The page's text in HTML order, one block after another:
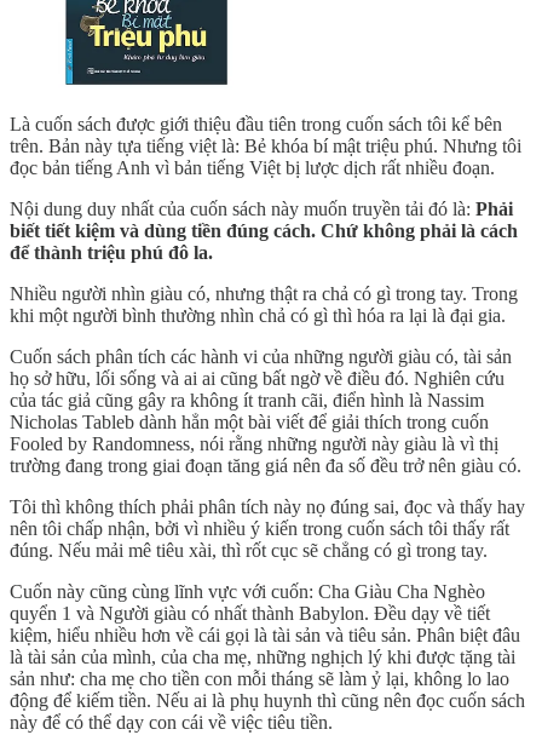
Là cuốn sách được giới thiệu đầu tiên trong cuốn sách tôi kể bên
trên. Bản này tựa tiếng việt là: Bẻ khóa bí mật triệu phú. Nhưng tôi
đọc bản tiếng Anh vì bản tiếng Việt bị lược dịch rất nhiều đoạn.
Nội dung duy nhất của cuốn sách này muốn truyền tải đó là: Phải
biết tiết kiệm và dùng tiền đúng cách. Chứ không phải là cách
để thành triệu phú đô la.
Nhiều người nhìn giàu có, nhưng thật ra chả có gì trong tay. Trong
khi một người bình thường nhìn chả có gì thì hóa ra lại là đại gia.
Cuốn sách phân tích các hành vi của những người giàu có, tài sản
họ sở hữu, lối sống và ai ai cũng bất ngờ về điều đó. Nghiên cứu
của tác giả cũng gây ra không ít tranh cãi, điển hình là Nassim
Nicholas Tableb dành hẳn một bài viết để giải thích trong cuốn
Fooled by Randomness, nói rằng những người này giàu là vì thị
trường đang trong giai đoạn tăng giá nên đa số đều trở nên giàu có.
Tôi thì không thích phải phân tích này nọ đúng sai, đọc và thấy hay
nên tôi chấp nhận, bởi vì nhiều ý kiến trong cuốn sách tôi thấy rất
đúng. Nếu mải mê tiêu xài, thì rốt cục sẽ chẳng có gì trong tay.
Cuốn này cũng cùng lĩnh vực với cuốn: Cha Giàu Cha Nghèo
quyển 1 và Người giàu có nhất thành Babylon. Đều dạy về tiết
kiệm, hiểu nhiều hơn về cái gọi là tài sản và tiêu sản. Phân biệt đâu
là tài sản của mình, của cha mẹ, những nghịch lý khi được tặng tài
sản như: cha mẹ cho tiền con mỗi tháng sẽ làm ỷ lại, không lo lao
động để kiếm tiền. Nếu ai là phụ huynh thì cũng nên đọc cuốn sách
này để có thể dạy con cái về việc tiêu tiền.